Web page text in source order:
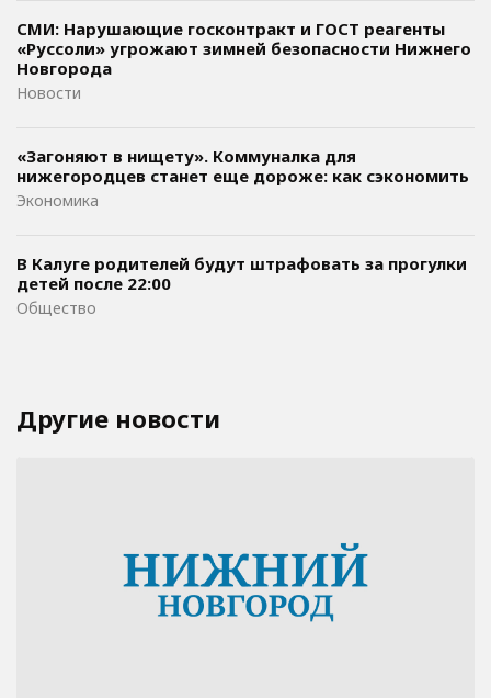
СМИ: Нарушающие госконтракт и ГОСТ реагенты
«Руссоли» угрожают зимней безопасности Нижнего
Новгорода
Новости
«Загоняют в нищету». Коммуналка для
нижегородцев станет еще дороже: как сэкономить
Экономика
В Калуге родителей будут штрафовать за прогулки
детей после 22:00
Общество
Другие новости